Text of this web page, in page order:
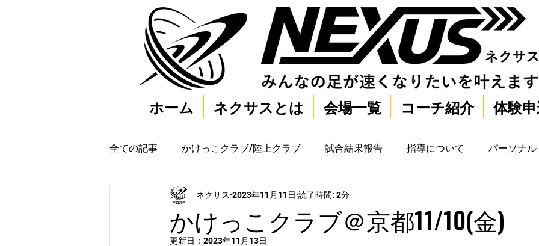
ホーム ネクサスとは 会場一覧 コーチ紹介 体験
全ての記事 かけっこクラブ/陸上クラブ 試合結果報告 指導について パーソナ
かけっこクラブ＠京都11/10(金)
ネクサス 2023年11月11日 読了時間: 2分
更新日： 2023年11月13日